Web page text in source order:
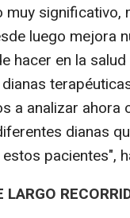
muy
luego mejora
hacer en la
a analizar
dianas
pacientes",
LARGO